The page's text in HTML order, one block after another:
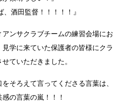
、酒田監督！！！！！』
ンサクラブチームの練習会場にお
学に来ていた保護者の皆様にクラ
ていただきました。
そろえて言ってくださる言葉は、
の言葉の嵐！！！